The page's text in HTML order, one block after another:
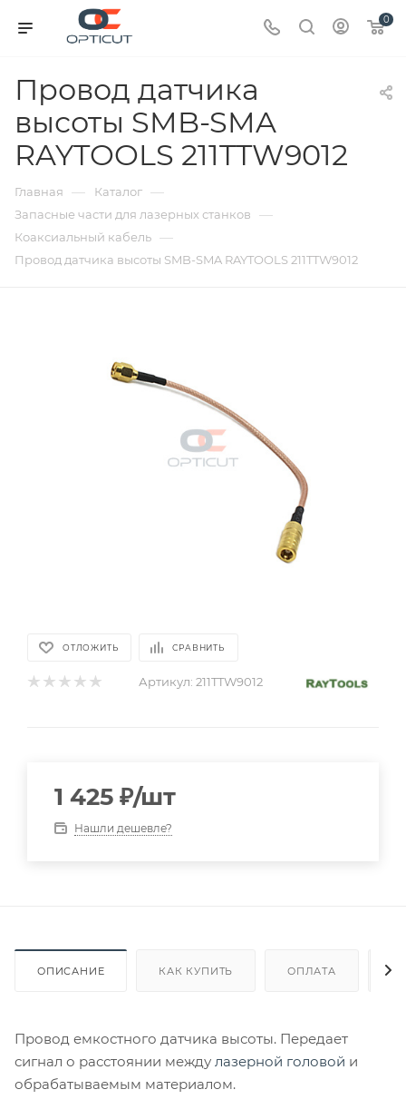
0
Провод датчика
высоты SMB-SMA
RAYTOOLS 211TTW9012
Главная — Каталог —
Запасные части для лазерных станков —
Коаксиальный кабель —
Провод датчика высоты SMB-SMA RAYTOOLS 211TTW9012
ОТЛОЖИТЬ СРАВНИТЬ
Артикул: 211TTW9012
1 425 ₽/шт
Нашли дешевле?
ОПИСАНИЕ КАК КУПИТЬ ОПЛАТА
Провод емкостного датчика высоты. Передает
сигнал о расстоянии между лазерной головой и
обрабатываемым материалом.